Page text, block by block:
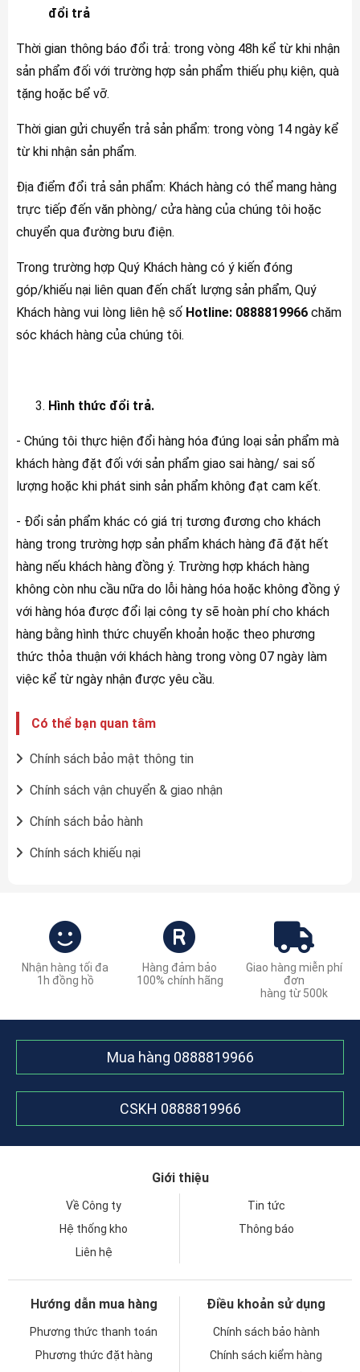
đổi trả
Thời gian thông báo đổi trả: trong vòng 48h kể từ khi nhận
sản phẩm đối với trường hợp sản phẩm thiếu phụ kiện, quà
tặng hoặc bể vỡ.
Thời gian gửi chuyển trả sản phẩm: trong vòng 14 ngày kể
từ khi nhận sản phẩm.
Địa điểm đổi trả sản phẩm: Khách hàng có thể mang hàng
trực tiếp đến văn phòng/ cửa hàng của chúng tôi hoặc
chuyển qua đường bưu điện.
Trong trường hợp Quý Khách hàng có ý kiến đóng
góp/khiếu nại liên quan đến chất lượng sản phẩm, Quý
Khách hàng vui lòng liên hệ số Hotline: 0888819966 chăm
sóc khách hàng của chúng tôi.
Hình thức đổi trả.
- Chúng tôi thực hiện đổi hàng hóa đúng loại sản phẩm mà
khách hàng đặt đối với sản phẩm giao sai hàng/ sai số
lượng hoặc khi phát sinh sản phẩm không đạt cam kết.
- Đổi sản phẩm khác có giá trị tương đương cho khách
hàng trong trường hợp sản phẩm khách hàng đã đặt hết
hàng nếu khách hàng đồng ý. Trường hợp khách hàng
không còn nhu cầu nữa do lỗi hàng hóa hoặc không đồng ý
với hàng hóa được đổi lại công ty sẽ hoàn phí cho khách
hàng bằng hình thức chuyển khoản hoặc theo phương
thức thỏa thuận với khách hàng trong vòng 07 ngày làm
việc kể từ ngày nhận được yêu cầu.
Có thể bạn quan tâm
Chính sách bảo mật thông tin
Chính sách vận chuyển & giao nhận
Chính sách bảo hành
Chính sách khiếu nại
Nhận hàng tối đa
1h đồng hồ
Hàng đảm bảo
100% chính hãng
Giao hàng miễn phí
đơn
hàng từ 500k
Mua hàng 0888819966
CSKH 0888819966
Giới thiệu
Về Công ty
Tin tức
Hệ thống kho
Thông báo
Liên hệ
Hướng dẫn mua hàng
Phương thức thanh toán
Phương thức đặt hàng
Điều khoản sử dụng
Chính sách bảo hành
Chính sách kiểm hàng